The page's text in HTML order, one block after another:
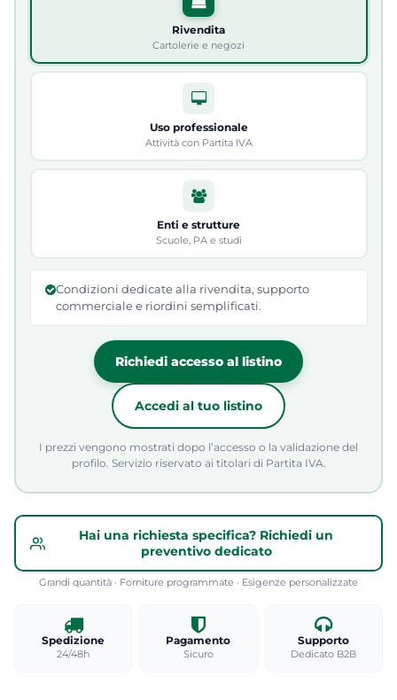
Rivendita
Cartolerie e negozi
Uso professionale
Attività con Partita IVA
Enti e strutture
Scuole, PA e studi
Condizioni dedicate alla rivendita, supporto
commerciale e riordini semplificati.
Richiedi accesso al listino
Accedi al tuo listino
I prezzi vengono mostrati dopo l’accesso o la validazione del
profilo. Servizio riservato ai titolari di Partita IVA.
Hai una richiesta specifica? Richiedi un
preventivo dedicato
Grandi quantità · Forniture programmate · Esigenze personalizzate
Spedizione
24/48h
Pagamento
Sicuro
Supporto
Dedicato B2B